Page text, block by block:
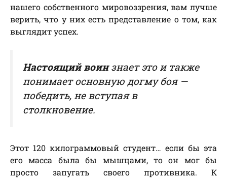
нашего собственного мировоззрения, вам лучше
верить, что у них есть представление о том, как
выглядит успех.
Настоящий воинзнает это и также
понимает основную догму боя —
победить, не вступая в
столкновение.
Этот 120 килограммовый студент… если бы эта
его масса была бы мышцами, то он мог бы
просто запугать своего противника. К